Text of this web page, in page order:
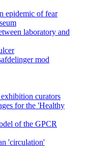
epidemic of fear
laboratory and
mod
curators
for the 'Healthy
of the GPCR
'circulation'